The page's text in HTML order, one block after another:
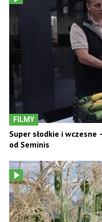
FILMY
Super słodkie i
od Seminis